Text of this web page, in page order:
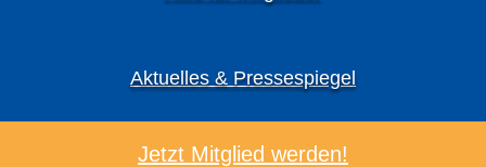
Aktuelles & Pressespiegel
Jetzt Mitglied werden!